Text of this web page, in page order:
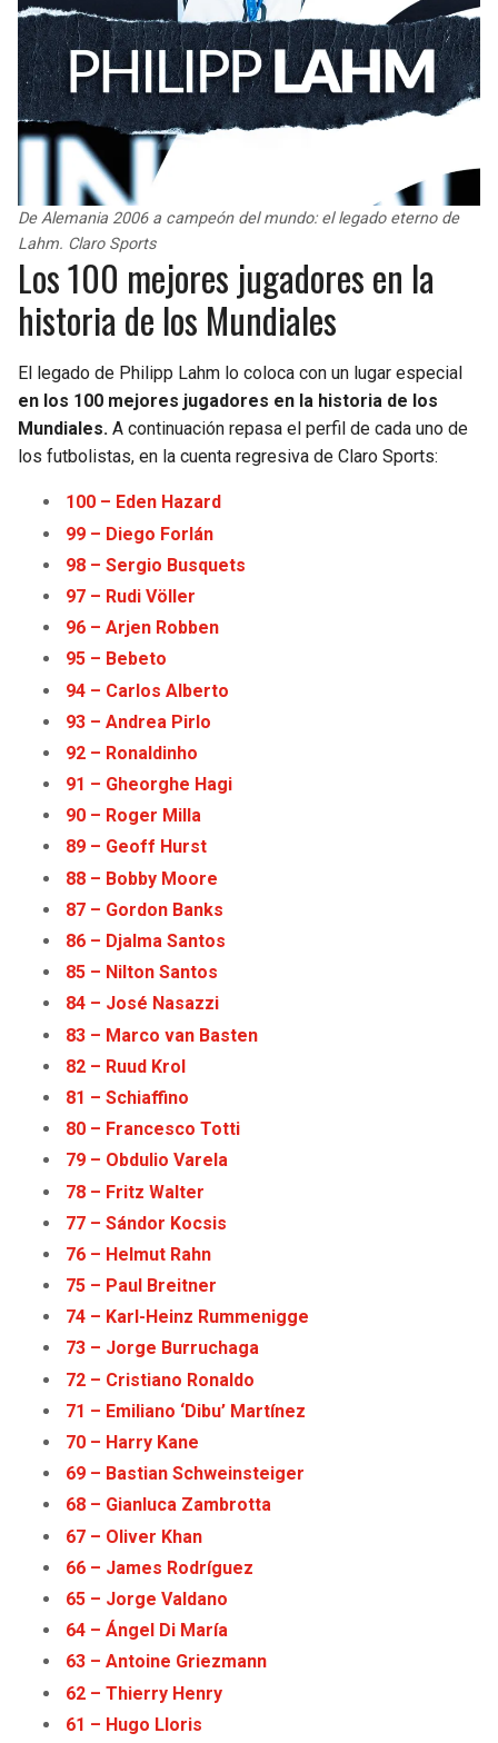
De Alemania 2006 a campeón del mundo: el legado eterno de
Lahm. Claro Sports
Los 100 mejores jugadores en la
historia de los Mundiales
El legado de Philipp Lahm lo coloca con un lugar especial
en los 100 mejores jugadores en la historia de los
Mundiales. A continuación repasa el perfil de cada uno de
los futbolistas, en la cuenta regresiva de Claro Sports:
100 – Eden Hazard
99 – Diego Forlán
98 – Sergio Busquets
97 – Rudi Völler
96 – Arjen Robben
95 – Bebeto
94 – Carlos Alberto
93 – Andrea Pirlo
92 – Ronaldinho
91 – Gheorghe Hagi
90 – Roger Milla
89 – Geoff Hurst
88 – Bobby Moore
87 – Gordon Banks
86 – Djalma Santos
85 – Nilton Santos
84 – José Nasazzi
83 – Marco van Basten
82 – Ruud Krol
81 – Schiaffino
80 – Francesco Totti
79 – Obdulio Varela
78 – Fritz Walter
77 – Sándor Kocsis
76 – Helmut Rahn
75 – Paul Breitner
74 – Karl-Heinz Rummenigge
73 – Jorge Burruchaga
72 – Cristiano Ronaldo
71 – Emiliano ‘Dibu’ Martínez
70 – Harry Kane
69 – Bastian Schweinsteiger
68 – Gianluca Zambrotta
67 – Oliver Khan
66 – James Rodríguez
65 – Jorge Valdano
64 – Ángel Di María
63 – Antoine Griezmann
62 – Thierry Henry
61 – Hugo Lloris